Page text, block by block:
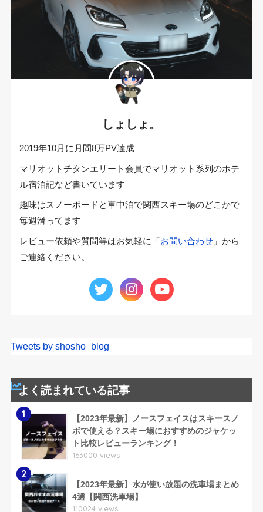
しょしょ。
2019年10月に月間8万PV達成
マリオットチタンエリート会員でマリオット系列のホテ
ル宿泊記など書いています
趣味はスノーボードと車中泊で関西スキー場のどこかで
毎週滑ってます
レビュー依頼や質問等はお気軽に「 お問い合わせ」から
ご連絡ください。
Tweets by shosho_blog
よく読まれている記事
1
【2023年最新】ノースフェイスはスキースノ
ボで使える？スキー場におすすめのジャケッ
ト比較レビューランキング！
163000 views
2
【2023年最新】水が使い放題の洗車場まとめ
4選【関西洗車場】
110024 views